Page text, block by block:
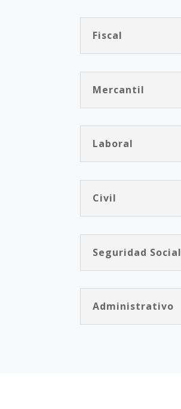
Fiscal
Mercantil
Laboral
Civil
Seguridad Social
Administrativo